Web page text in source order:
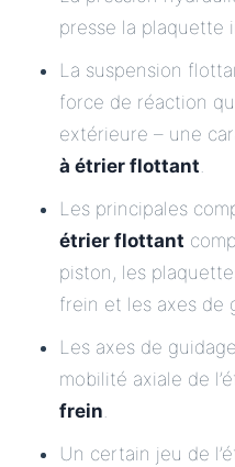
presse la plaquette
La suspension
force de réaction
extérieure – une
à étrier flottant.
Les principales
étrier flottant
piston, les
frein et les axes de
Les axes de
mobilité axiale de
frein.
Un certain jeu de